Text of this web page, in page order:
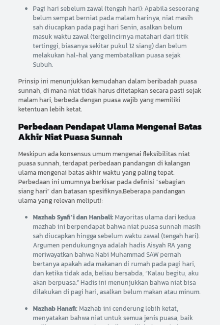
Pagi hari sebelum zawal (tengah hari): Apabila seseorang
belum sempat berniat pada malam harinya, niat masih
sah diucapkan pada pagi hari Senin, asalkan belum
masuk waktu zawal (tergelincirnya matahari dari titik
tertinggi, biasanya sekitar pukul 12 siang) dan belum
melakukan hal-hal yang membatalkan puasa sejak
Subuh.
Prinsip ini menunjukkan kemudahan dalam beribadah puasa
sunnah, di mana niat tidak harus ditetapkan secara pasti sejak
malam hari, berbeda dengan puasa wajib yang memiliki
ketentuan lebih ketat.
Perbedaan Pendapat Ulama Mengenai Batas
Akhir Niat Puasa Sunnah
Meskipun ada konsensus umum mengenai fleksibilitas niat
puasa sunnah, terdapat perbedaan pandangan di kalangan
ulama mengenai batas akhir waktu yang paling tepat.
Perbedaan ini umumnya berkisar pada definisi “sebagian
siang hari” dan batasan spesifiknya.Beberapa pandangan
ulama yang relevan meliputi:
Mazhab Syafi’i dan Hanbali:Mayoritas ulama dari kedua
mazhab ini berpendapat bahwa niat puasa sunnah masih
sah diucapkan hingga sebelum waktu zawal (tengah hari).
Argumen pendukungnya adalah hadis Aisyah RA yang
meriwayatkan bahwa Nabi Muhammad SAW pernah
bertanya apakah ada makanan di rumah pada pagi hari,
dan ketika tidak ada, beliau bersabda, “Kalau begitu, aku
akan berpuasa.” Hadis ini menunjukkan bahwa niat bisa
dilakukan di pagi hari, asalkan belum makan atau minum.
Mazhab Hanafi:Mazhab ini cenderung lebih ketat,
menyatakan bahwa niat untuk semua jenis puasa, baik